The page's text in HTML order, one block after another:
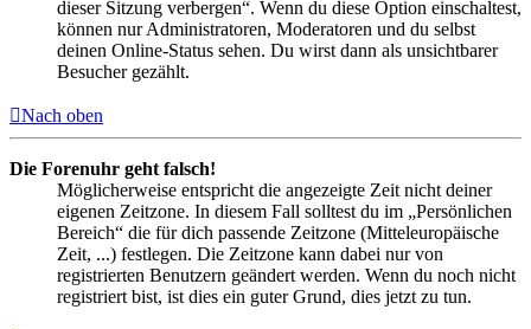
dieser Sitzung verbergen“. Wenn du diese Option einschaltest,
können nur Administratoren, Moderatoren und du selbst
deinen Online-Status sehen. Du wirst dann als unsichtbarer
Besucher gezählt.
Nach oben
Die Forenuhr geht falsch!
Möglicherweise entspricht die angezeigte Zeit nicht deiner
eigenen Zeitzone. In diesem Fall solltest du im „Persönlichen
Bereich“ die für dich passende Zeitzone (Mitteleuropäische
Zeit, ...) festlegen. Die Zeitzone kann dabei nur von
registrierten Benutzern geändert werden. Wenn du noch nicht
registriert bist, ist dies ein guter Grund, dies jetzt zu tun.